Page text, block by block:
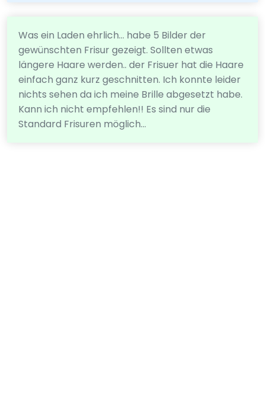
Was ein Laden ehrlich… habe 5 Bilder der
gewünschten Frisur gezeigt. Sollten etwas
längere Haare werden.. der Frisuer hat die Haare
einfach ganz kurz geschnitten. Ich konnte leider
nichts sehen da ich meine Brille abgesetzt habe.
Kann ich nicht empfehlen!! Es sind nur die
Standard Frisuren möglich…